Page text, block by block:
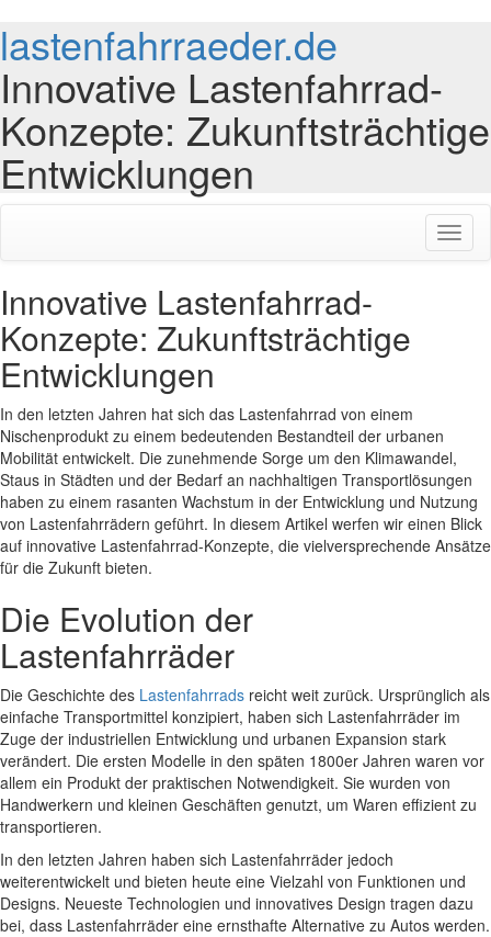
lastenfahrraeder.de
Innovative Lastenfahrrad-
Konzepte: Zukunftsträchtige
Entwicklungen
Innovative Lastenfahrrad-
Konzepte: Zukunftsträchtige
Entwicklungen
In den letzten Jahren hat sich das Lastenfahrrad von einem
Nischenprodukt zu einem bedeutenden Bestandteil der urbanen
Mobilität entwickelt. Die zunehmende Sorge um den Klimawandel,
Staus in Städten und der Bedarf an nachhaltigen Transportlösungen
haben zu einem rasanten Wachstum in der Entwicklung und Nutzung
von Lastenfahrrädern geführt. In diesem Artikel werfen wir einen Blick
auf innovative Lastenfahrrad-Konzepte, die vielversprechende Ansätze
für die Zukunft bieten.
Die Evolution der
Lastenfahrräder
Die Geschichte des Lastenfahrrads reicht weit zurück. Ursprünglich als
einfache Transportmittel konzipiert, haben sich Lastenfahrräder im
Zuge der industriellen Entwicklung und urbanen Expansion stark
verändert. Die ersten Modelle in den späten 1800er Jahren waren vor
allem ein Produkt der praktischen Notwendigkeit. Sie wurden von
Handwerkern und kleinen Geschäften genutzt, um Waren effizient zu
transportieren.
In den letzten Jahren haben sich Lastenfahrräder jedoch
weiterentwickelt und bieten heute eine Vielzahl von Funktionen und
Designs. Neueste Technologien und innovatives Design tragen dazu
bei, dass Lastenfahrräder eine ernsthafte Alternative zu Autos werden.